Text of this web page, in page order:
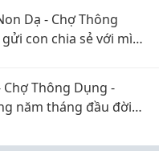
Dạ - Chợ Thông
con chia sẻ với mình
Thông Dụng -
năm tháng đầu đời